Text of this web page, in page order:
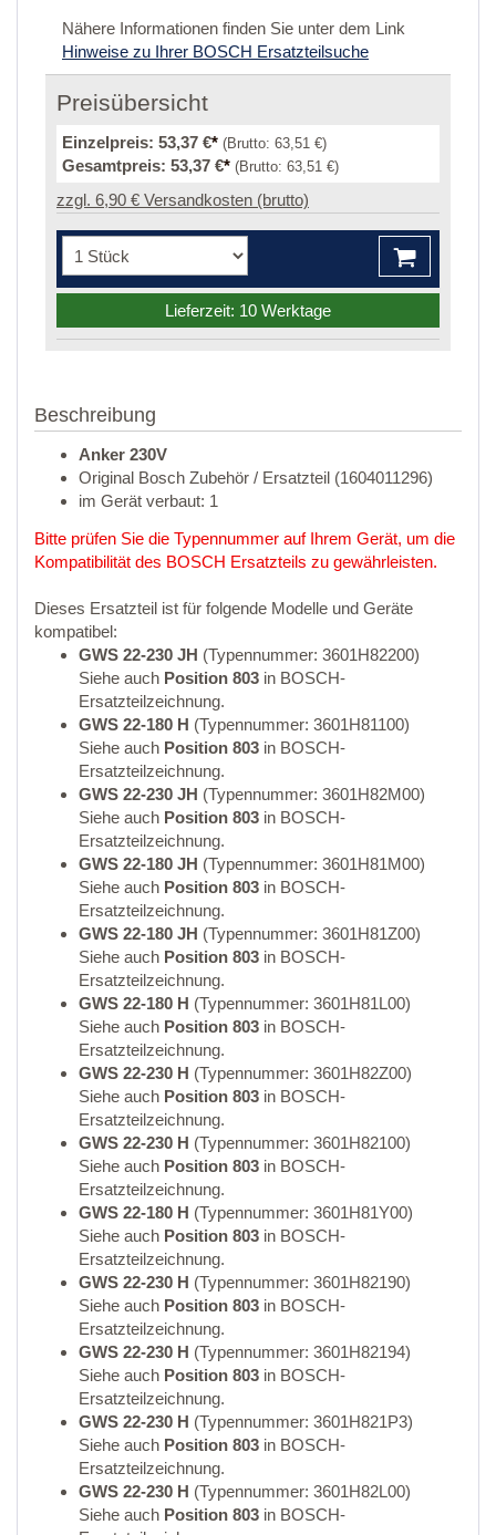
Nähere Informationen finden Sie unter dem Link
Hinweise zu Ihrer BOSCH Ersatzteilsuche
Preisübersicht
Einzelpreis: 53,37 €* (Brutto: 63,51 €)
Gesamtpreis: 53,37 €* (Brutto: 63,51 €)
zzgl. 6,90 € Versandkosten (brutto)
Lieferzeit: 10 Werktage
Beschreibung
Anker 230V
Original Bosch Zubehör / Ersatzteil (1604011296)
im Gerät verbaut: 1
Bitte prüfen Sie die Typennummer auf Ihrem Gerät, um die
Kompatibilität des BOSCH Ersatzteils zu gewährleisten.
Dieses Ersatzteil ist für folgende Modelle und Geräte
kompatibel:
GWS 22-230 JH (Typennummer: 3601H82200)
Siehe auch Position 803 in BOSCH-
Ersatzteilzeichnung.
GWS 22-180 H (Typennummer: 3601H81100)
Siehe auch Position 803 in BOSCH-
Ersatzteilzeichnung.
GWS 22-230 JH (Typennummer: 3601H82M00)
Siehe auch Position 803 in BOSCH-
Ersatzteilzeichnung.
GWS 22-180 JH (Typennummer: 3601H81M00)
Siehe auch Position 803 in BOSCH-
Ersatzteilzeichnung.
GWS 22-180 JH (Typennummer: 3601H81Z00)
Siehe auch Position 803 in BOSCH-
Ersatzteilzeichnung.
GWS 22-180 H (Typennummer: 3601H81L00)
Siehe auch Position 803 in BOSCH-
Ersatzteilzeichnung.
GWS 22-230 H (Typennummer: 3601H82Z00)
Siehe auch Position 803 in BOSCH-
Ersatzteilzeichnung.
GWS 22-230 H (Typennummer: 3601H82100)
Siehe auch Position 803 in BOSCH-
Ersatzteilzeichnung.
GWS 22-180 H (Typennummer: 3601H81Y00)
Siehe auch Position 803 in BOSCH-
Ersatzteilzeichnung.
GWS 22-230 H (Typennummer: 3601H82190)
Siehe auch Position 803 in BOSCH-
Ersatzteilzeichnung.
GWS 22-230 H (Typennummer: 3601H82194)
Siehe auch Position 803 in BOSCH-
Ersatzteilzeichnung.
GWS 22-230 H (Typennummer: 3601H821P3)
Siehe auch Position 803 in BOSCH-
Ersatzteilzeichnung.
GWS 22-230 H (Typennummer: 3601H82L00)
Siehe auch Position 803 in BOSCH-